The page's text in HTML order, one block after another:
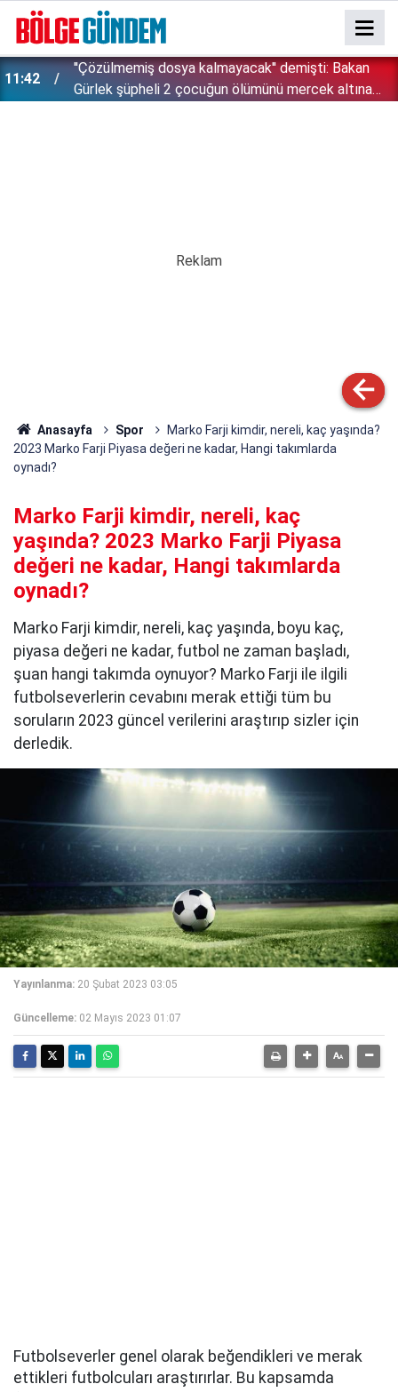
11:42
''Çözülmemiş dosya kalmayacak'' demişti: Bakan
Gürlek şüpheli 2 çocuğun ölümünü mercek altına
Anasayfa Spor
Marko Farji kimdir, nereli, kaç yaşında?
2023 Marko Farji Piyasa değeri ne kadar, Hangi takımlarda
oynadı?
Marko Farji kimdir, nereli, kaç
yaşında? 2023 Marko Farji Piyasa
değeri ne kadar, Hangi takımlarda
oynadı?
Marko Farji kimdir, nereli, kaç yaşında, boyu kaç,
piyasa değeri ne kadar, futbol ne zaman başladı,
şuan hangi takımda oynuyor? Marko Farji ile ilgili
futbolseverlerin cevabını merak ettiği tüm bu
soruların 2023 güncel verilerini araştırıp sizler için
derledik.
Yayınlanma: 20 Şubat 2023 03:05
Güncelleme: 02 Mayıs 2023 01:07
Futbolseverler genel olarak beğendikleri ve merak
ettikleri futbolcuları araştırırlar. Bu kapsamda